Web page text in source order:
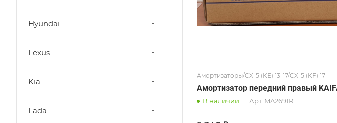
Амортизаторы/CX-5 (KE) 13-17/CX-5 (KF) 17-
Амортизатор передний правый
В наличии Арт. MA2691R
Hyundai
Lexus
Kia
Lada